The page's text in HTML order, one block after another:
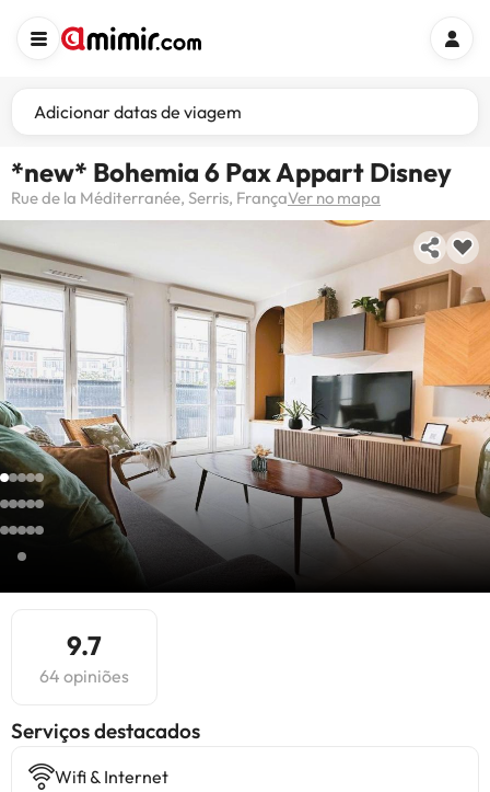
Adicionar datas de viagem
*new* Bohemia 6 Pax Appart Disney
Rue de la Méditerranée, Serris, FrançaVer no mapa
9.7
64 opiniões
Serviços destacados
Wifi & Internet